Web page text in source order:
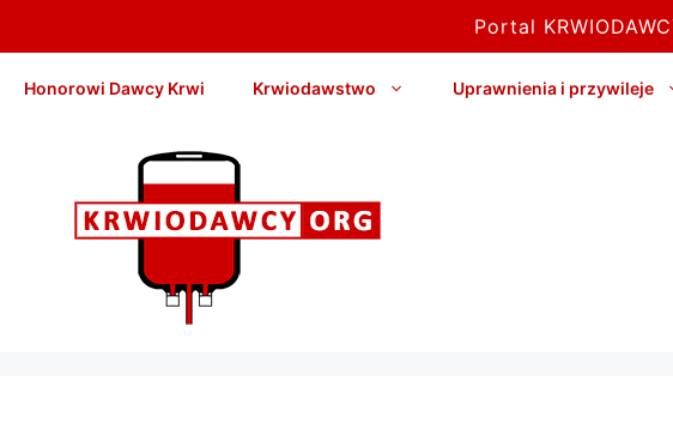
Portal
Honorowi Dawcy Krwi Krwiodawstwo Uprawnienia i przywileje